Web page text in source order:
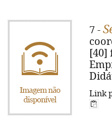
7 -
[40]
Link